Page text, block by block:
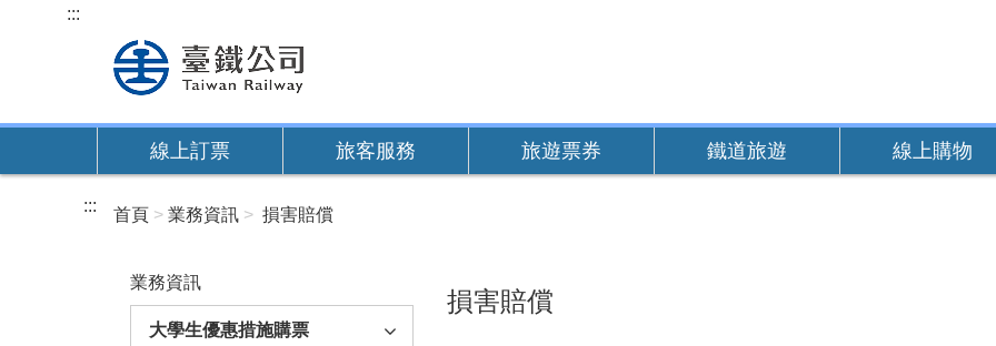
內
:::
線上訂票 旅客服務 旅遊票券 鐵道旅遊 線上購物
::: 首頁 業務資訊 損害賠償
業務資訊
大學生優惠措施購票
損害賠償